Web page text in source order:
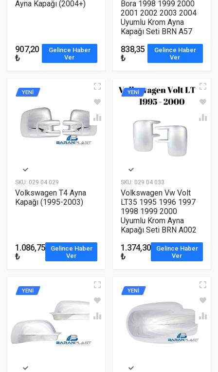
Ayna Kapağı (2004+)
907,20
₺
Gelince Haber
Ver
Bora 1998 1999 2000
2001 2002 2003 2004
Uyumlu Krom Ayna
Kapağı Seti BRN A57
838,35
₺
Gelince Haber
Ver
SKU: 029 04 029
YENİ
Volkswagen T4 Ayna
Kapağı (1995-2003)
1.086,75
₺
Gelince Haber
Ver
SKU: 029 04 033
YENİ
Volkswagen Vw Volt
LT35 1995 1996 1997
1998 1999 2000
Uyumlu Krom Ayna
Kapağı Seti BRN A002
1.374,30
₺
Gelince Haber
Ver
YENİ YENİ